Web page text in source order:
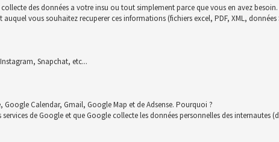
des données a votre insu ou tout simplement parce que vous en avez
vous souhaitez recuperer ces informations (fichiers excel, PDF, XML, données
Snapchat, etc...
Calendar, Gmail, Google Map et de Adsense. Pourquoi ?
de Google et que Google collecte les données personnelles des internautes